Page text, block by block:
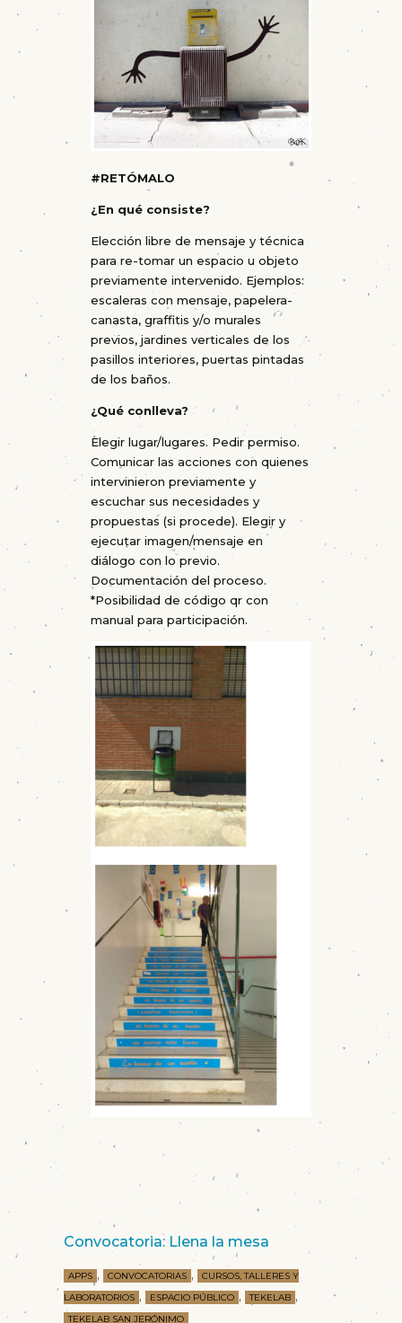
#RETÓMALO
¿En qué consiste?
Elección libre de mensaje y técnica
para re-tomar un espacio u objeto
previamente intervenido. Ejemplos:
escaleras con mensaje, papelera-
canasta, graffitis y/o murales
previos, jardines verticales de los
pasillos interiores, puertas pintadas
de los baños.
¿Qué conlleva?
Elegir lugar/lugares. Pedir permiso.
Comunicar las acciones con quienes
intervinieron previamente y
escuchar sus necesidades y
propuestas (si procede). Elegir y
ejecutar imagen/mensaje en
diálogo con lo previo.
Documentación del proceso.
*Posibilidad de código qr con
manual para participación.
Convocatoria: Llena la mesa
APPS , CONVOCATORIAS ,
CURSOS, TALLERES Y
LABORATORIOS , ESPACIO PÚBLICO , TEKELAB ,
TEKELAB SAN JERÓNIMO